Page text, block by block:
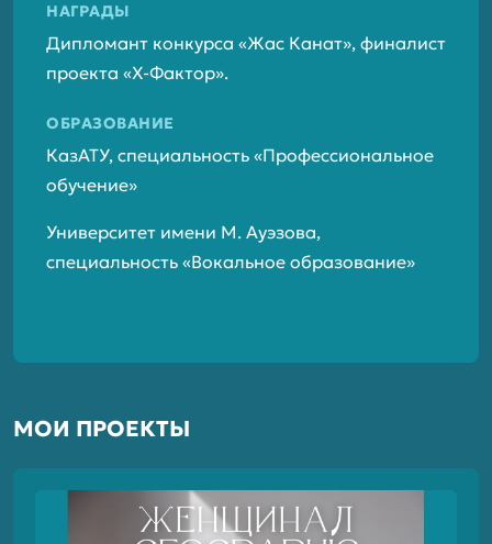
НАГРАДЫ
Дипломант конкурса «Жас Канат», финалист
проекта «Х-Фактор».
ОБРАЗОВАНИЕ
КазАТУ, специальность «Профессиональное
обучение»
Университет имени М. Ауэзова,
специальность «Вокальное образование»
МОИ ПРОЕКТЫ